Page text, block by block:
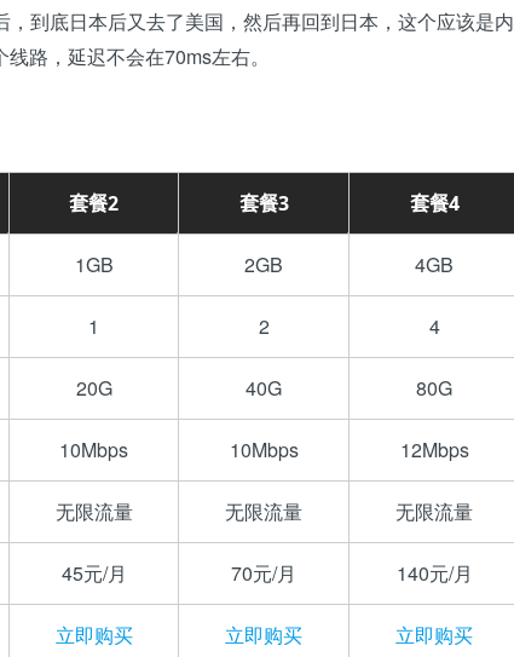
到底日本后又去了美国，然后再回到日本，这个应该是内
路，延迟不会在70ms左右。
套餐2 套餐3 套餐4
1GB 2GB 4GB
1 2 4
20G 40G 80G
10Mbps 10Mbps 12Mbps
无限流量 无限流量 无限流量
45元/月 70元/月 140元/月
立即购买 立即购买 立即购买